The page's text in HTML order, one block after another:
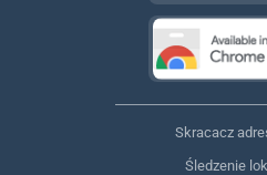
Skracacz
Śledzenie